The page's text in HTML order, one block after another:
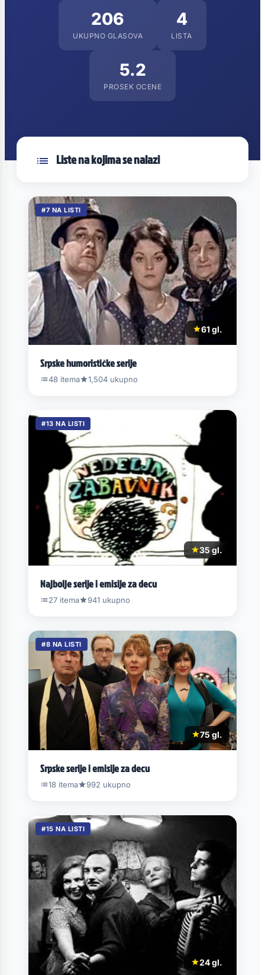
206
UKUPNO GLASOVA
4
LISTA
5.2
PROSEK OCENE
Liste na kojima se nalazi
#7 NA LISTI
61 gl.
Srpske humorističke serije
48 itema 1,504 ukupno
#13 NA LISTI
35 gl.
Najbolje serije i emisije za decu
27 itema 941 ukupno
#8 NA LISTI
75 gl.
Srpske serije i emisije za decu
18 itema 992 ukupno
#15 NA LISTI
24 gl.